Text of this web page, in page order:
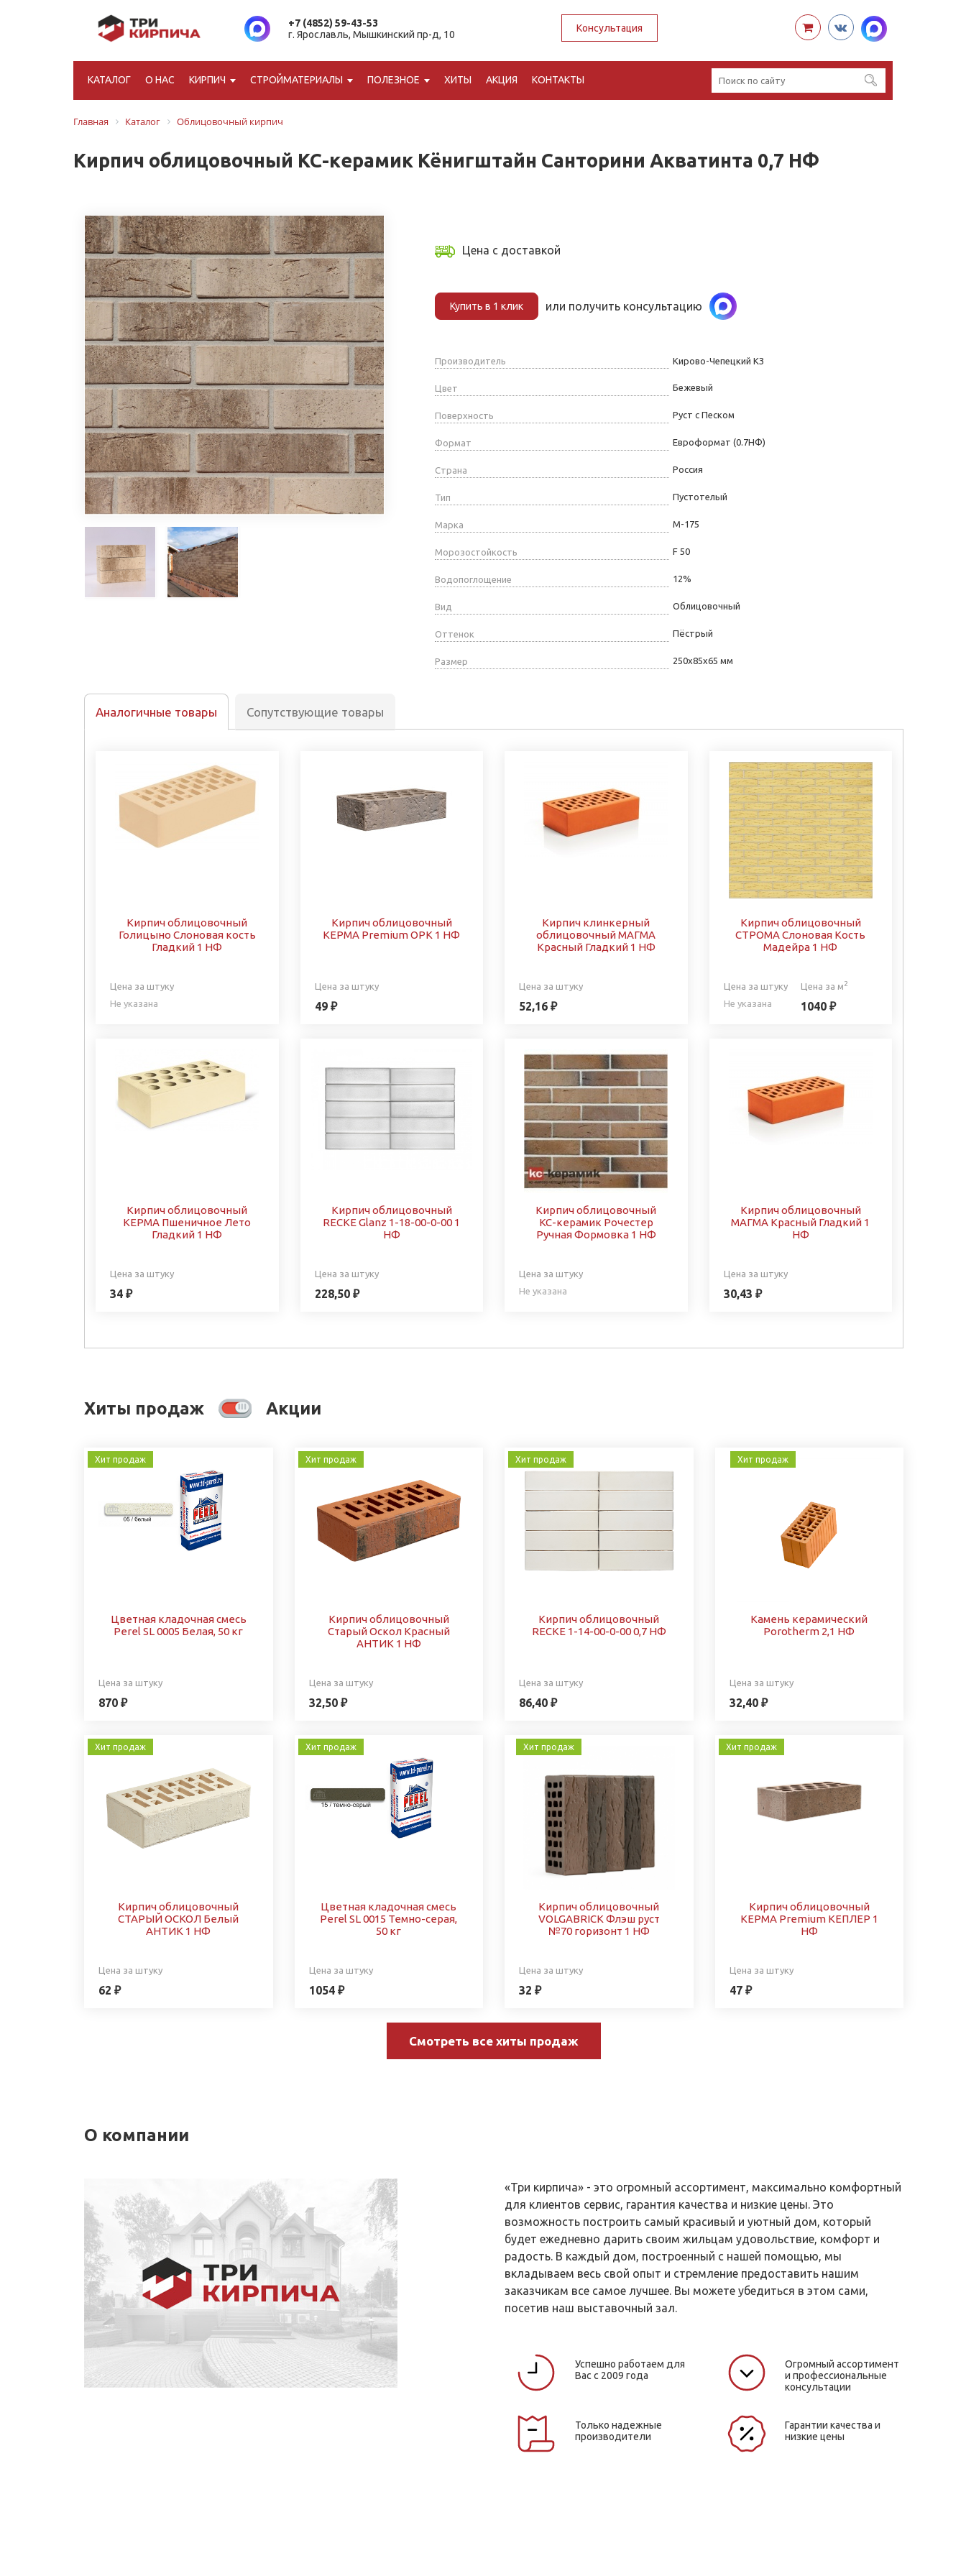
+7 (4852) 59-43-53
г. Ярославль, Мышкинский пр-д, 10
Консультация
КАТАЛОГ О НАС КИРПИЧ СТРОЙМАТЕРИАЛЫ ПОЛЕЗНОЕ ХИТЫ АКЦИЯ КОНТАКТЫ
Главная Каталог Облицовочный кирпич
Кирпич облицовочный КС-керамик Кёнигштайн Санторини Акватинта 0,7 НФ
Цена с доставкой
Купить в 1 клик или получить консультацию
Производитель Кирово-Чепецкий КЗ
Цвет Бежевый
Поверхность Руст с Песком
Формат Евроформат (0.7НФ)
Страна Россия
Тип Пустотелый
Марка М-175
Морозостойкость F 50
Водопоглощение 12%
Вид Облицовочный
Оттенок Пёстрый
Размер 250х85х65 мм
Аналогичные товары Сопутствующие товары
Кирпич облицовочный
Голицыно Слоновая кость
Гладкий 1 НФ
Цена за штуку
Не указана
Кирпич облицовочный
КЕРМА Premium ОРК 1 НФ
Цена за штуку
49 ₽
Кирпич клинкерный
облицовочный МАГМА
Красный Гладкий 1 НФ
Цена за штуку
52,16 ₽
Кирпич облицовочный
СТРОМА Слоновая Кость
Мадейра 1 НФ
Цена за штуку
Не указана
Цена за м2
1040 ₽
Кирпич облицовочный
КЕРМА Пшеничное Лето
Гладкий 1 НФ
Цена за штуку
34 ₽
Кирпич облицовочный
RECKE Glanz 1-18-00-0-00 1
НФ
Цена за штуку
228,50 ₽
Кирпич облицовочный
КС-керамик Рочестер
Ручная Формовка 1 НФ
Цена за штуку
Не указана
Кирпич облицовочный
МАГМА Красный Гладкий 1
НФ
Цена за штуку
30,43 ₽
Хиты продаж Акции
Хит продаж
Цветная кладочная смесь
Perel SL 0005 Белая, 50 кг
Цена за штуку
870 ₽
Хит продаж
Кирпич облицовочный
Старый Оскол Красный
АНТИК 1 НФ
Цена за штуку
32,50 ₽
Хит продаж
Кирпич облицовочный
RECKE 1-14-00-0-00 0,7 НФ
Цена за штуку
86,40 ₽
Хит продаж
Камень керамический
Porotherm 2,1 НФ
Цена за штуку
32,40 ₽
Хит продаж
Кирпич облицовочный
СТАРЫЙ ОСКОЛ Белый
АНТИК 1 НФ
Цена за штуку
62 ₽
Хит продаж
Цветная кладочная смесь
Perel SL 0015 Темно-серая,
50 кг
Цена за штуку
1054 ₽
Хит продаж
Кирпич облицовочный
VOLGABRICK Флэш руст
№70 горизонт 1 НФ
Цена за штуку
32 ₽
Хит продаж
Кирпич облицовочный
КЕРМА Premium КЕПЛЕР 1
НФ
Цена за штуку
47 ₽
Смотреть все хиты продаж
О компании
«Три кирпича» - это огромный ассортимент, максимально комфортный
для клиентов сервис, гарантия качества и низкие цены. Это
возможность построить самый красивый и уютный дом, который
будет ежедневно дарить своим жильцам удовольствие, комфорт и
радость. В каждый дом, построенный с нашей помощью, мы
вкладываем весь свой опыт и стремление предоставить нашим
заказчикам все самое лучшее. Вы можете убедиться в этом сами,
посетив наш выставочный зал.
Успешно работаем для
Вас с 2009 года
Огромный ассортимент
и профессиональные
консультации
Только надежные
производители
Гарантии качества и
низкие цены